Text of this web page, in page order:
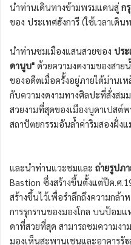
นำท่านเดินทางข้ามพรมแดนสู่ ก
ของ ประเทศฮังการี (ใช้เวลาเดิ
นำท่านชมเมืองแสนสวยของ ประ
ดานูบ" ด้วยความงดงามของสาย
ของอดีตเมื่อครั้งอยู่ภายใต้ม่านเ
กับความงดงามทางศิลปะที่สั่งสม
สวยงามที่สุดของเมืองบูดาเปสต์
สถาปัตยกรรมอันล้ำค่าริมสองฝั่ง
และนำท่านแวะชมและ ถ่ายรูปภ
Bastion ซึ่งสร้างขึ้นตั้งแต่ปีค.ศ
สร้างขึ้นไว้เพื่อรำลึกถึงความกล้
การรุกรานของมองโกล บนป้อม
ดาที่สวยที่สุด สามารถชมความง
มองเห็นสะพานเชนและอาคารรั